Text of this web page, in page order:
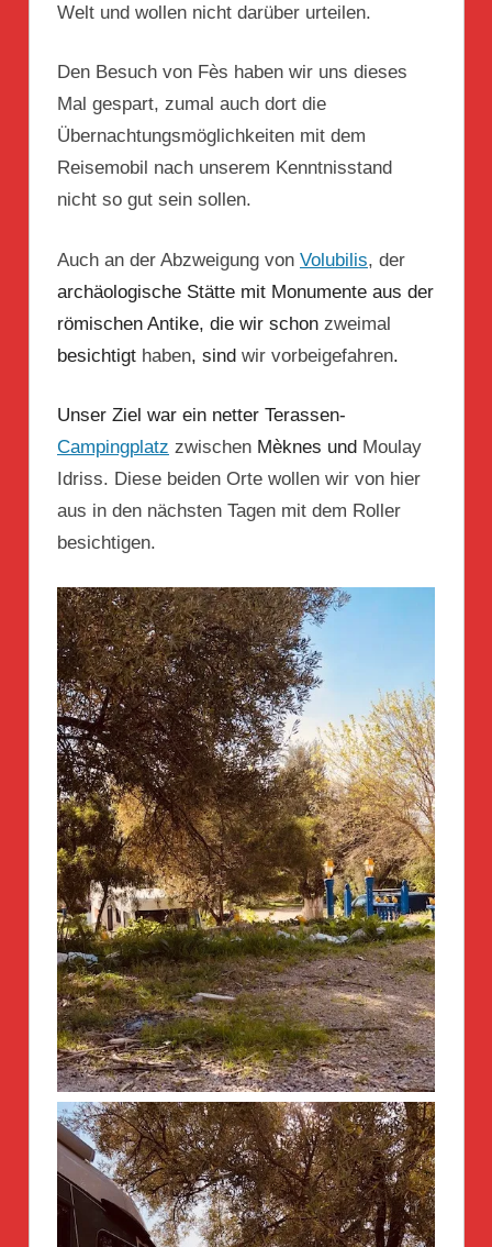
Welt und wollen nicht darüber urteilen.
Den Besuch von Fès haben wir uns dieses
Mal gespart, zumal auch dort die
Übernachtungsmöglichkeiten mit dem
Reisemobil nach unserem Kenntnisstand
nicht so gut sein sollen.
Auch an der Abzweigung von Volubilis, der
archäologische Stätte mit Monumente aus der
römischen Antike, die wir schon zweimal
besichtigt haben, sind wir vorbeigefahren.
Unser Ziel war ein netter Terassen-
Campingplatz zwischen Mèknes und Moulay
Idriss. Diese beiden Orte wollen wir von hier
aus in den nächsten Tagen mit dem Roller
besichtigen.